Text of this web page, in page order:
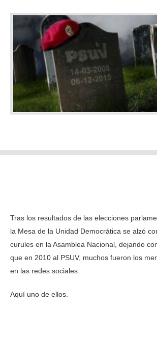
Tras los resultados de las elecciones
la Mesa de la Unidad Democrática se alzó
curules en la Asamblea Nacional, dejando
que en 2010 al PSUV, muchos fueron los
en las redes sociales.
Aquí uno de ellos.